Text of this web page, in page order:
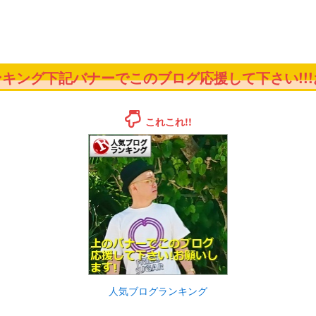
ング下記バナーでこのブログ応援して下さい
これこれ!!
人気ブログランキング